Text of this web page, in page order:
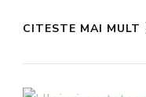
CITESTE MAI MULT